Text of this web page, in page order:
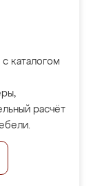
каталогом
расчёт